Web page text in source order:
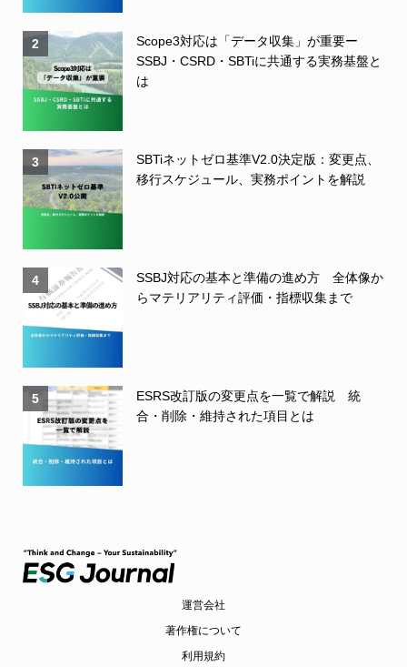
2
Scope3対応は「データ収集」が重要ー
SSBJ・CSRD・SBTiに共通する実務基盤と
は
3
SBTiネットゼロ基準V2.0決定版：変更点、
移行スケジュール、実務ポイントを解説
4
SSBJ対応の基本と準備の進め方 全体像か
らマテリアリティ評価・指標収集まで
5
ESRS改訂版の変更点を一覧で解説 統
合・削除・維持された項目とは
運営会社
著作権について
利用規約